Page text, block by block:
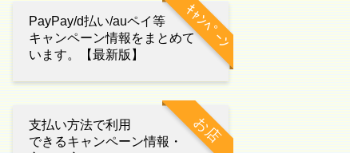
ｷｬﾝﾍﾟｰﾝ
PayPay/d払い/auペイ等
キャンペーン情報をまとめて
います。【最新版】
お店
支払い方法で利用
できるキャンペーン情報・